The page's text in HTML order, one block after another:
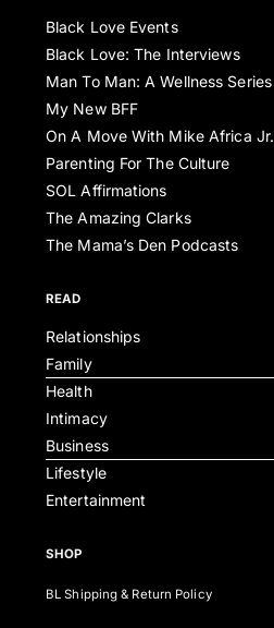
Black Love Events
Black Love: The Interviews
Man To Man: A Wellness Series
My New BFF
On A Move With Mike Africa Jr.
Parenting For The Culture
SOL Affirmations
The Amazing Clarks
The Mama’s Den Podcasts
READ
Relationships
Family
Health
Intimacy
Business
Lifestyle
Entertainment
SHOP
BL Shipping & Return Policy